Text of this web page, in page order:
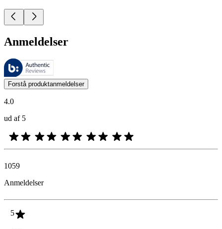
Anmeldelser
Disse anmeldelser administreres af Bazaarvoice og er i
Kundernes meninger i form af produkt- og stjernevurderinger er
Forstå produktanmeldelser
4.0
ud af 5
1059
Anmeldelser
5